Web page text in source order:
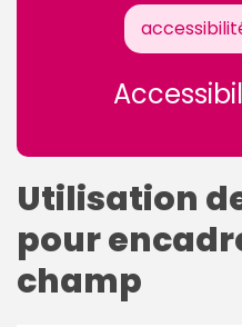
Utilisation
pour
champ